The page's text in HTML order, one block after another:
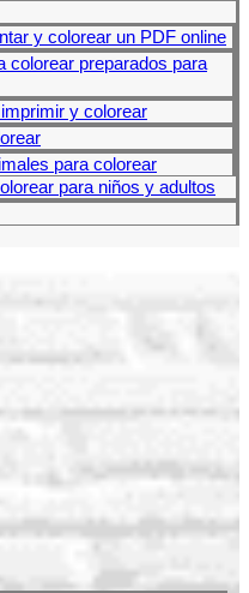
y colorear un PDF online
colorear preparados para
y colorear
para colorear
para niños y adultos